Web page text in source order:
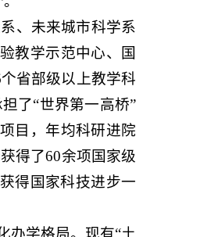
、未来城市科学系
教学示范中心、国
省部级以上教学科
了“世界第一高桥”
目，年均科研进院
得了60余项国家级
得国家科技进步一
办学格局。现有“土